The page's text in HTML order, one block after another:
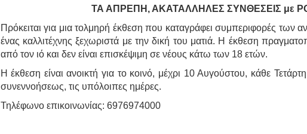
ΤΑ ΑΠΡΕΠΗ, ΑΚΑΤΑΛΛΗΛΕΣ ΣΥΝΘΕΣΕΙΣ με
Πρόκειται για μια τολμηρή έκθεση που καταγράφει συμπεριφορές
ένας καλλιτέχνης ξεχωριστά με την δική του ματιά. Η έκθεση
από τον ιό και δεν είναι επισκέψιμη σε νέους κάτω των 18 ετών.
H έκθεση είναι ανοικτή για το κοινό, μέχρι 10 Αυγούστου, κάθε
συνεννοήσεως, τις υπόλοιπες ημέρες.
Τηλέφωνο επικοινωνίας: 6976974000